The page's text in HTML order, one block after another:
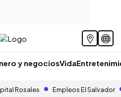
y negociosVida
Rosales Empleos El Salvador